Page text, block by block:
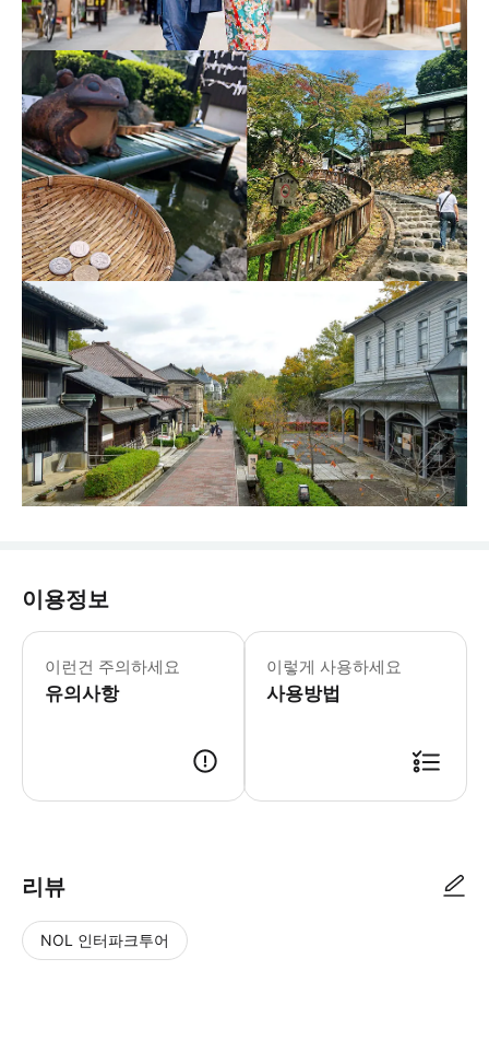
이용정보
이런건 주의하세요
유의사항
- 추가정보 * Different accessibility
- 이용요건 * 일본 국적 여권 소지자
- 예약확정 * 예약 후 24시간 이내에
이렇게 사용하세요
사용방법
리뷰
NOL 인터파크투어